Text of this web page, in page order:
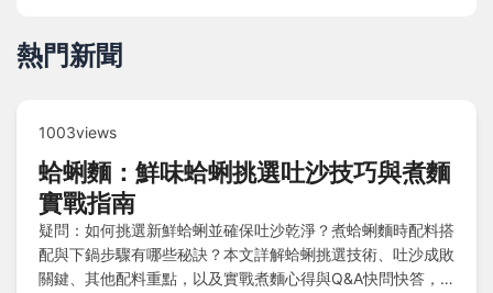
熱門新聞
1003views
蛤蜊麵：鮮味蛤蜊挑選吐沙技巧與煮麵
實戰指南
疑問：如何挑選新鮮蛤蜊並確保吐沙乾淨？煮蛤蜊麵時配料搭
配與下鍋步驟有哪些秘訣？本文詳解蛤蜊挑選技術、吐沙成敗
關鍵、其他配料重點，以及實戰煮麵心得與Q&A快問快答，